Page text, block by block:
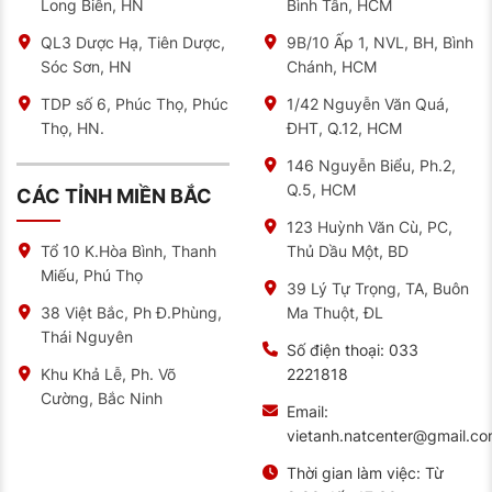
Cấu tạo đặc biệt của sản phẩm này gồm:
Tấm cực âm chứa hỗn hợp chì-canxi-bạc giúp tăng
tuổi thọ lên 40%
Vách ngăn polyethylene chống rò rỉ axít
Hệ thống van an toàn một chiều ngăn chặn thoát
khí đồng thời đáp ứng tiêu chuẩn kỹ thuật IEC
60095 và JIS D5301-D5302 của Nhật Bản
Vỏ nhựa siêu bền có khả năng chống va đập, rung
động
Khác với bình thông thường cần bổ sung nước cất
định kỳ, ắc quy dung tích 100Ah hãng GS 12V không
đòi hỏi công đoạn này. Công nghệ tái kết hợp khí bên
trong giúp nước điện phân được tái sử dụng, thích
hợp cho những người thường xuyên di chuyển đường
dài.
Những lợi ích kỹ thuật khi dùng ắc quy cho xe tải nhẹ
Dòng ắc quy này mang lại nhiều lợi ích vượt trội khi lắp
cho xe máy dầu. Người sử dụng có thể trải nghiệm:
Long Biên, HN
QL3 Dược Hạ, Tiên Dược,
Sóc Sơn, HN
TDP số 6, Phúc Thọ, Phúc
Thọ, HN.
CÁC TỈNH MIỀN BẮC
Tổ 10 K.Hòa Bình, Thanh
Miếu, Phú Thọ
38 Việt Bắc, Ph Đ.Phùng,
Thái Nguyên
Khu Khả Lễ, Ph. Võ
Cường, Bắc Ninh
Bình Tân, HCM
9B/10 Ấp 1, NVL, BH, Bình
Chánh, HCM
1/42 Nguyễn Văn Quá,
ĐHT, Q.12, HCM
146 Nguyễn Biểu, Ph.2,
Q.5, HCM
123 Huỳnh Văn Cù, PC,
Thủ Dầu Một, BD
39 Lý Tự Trọng, TA, Buôn
Ma Thuột, ĐL
Số điện thoại: 033
2221818
Email:
Thời gian làm việc: Từ